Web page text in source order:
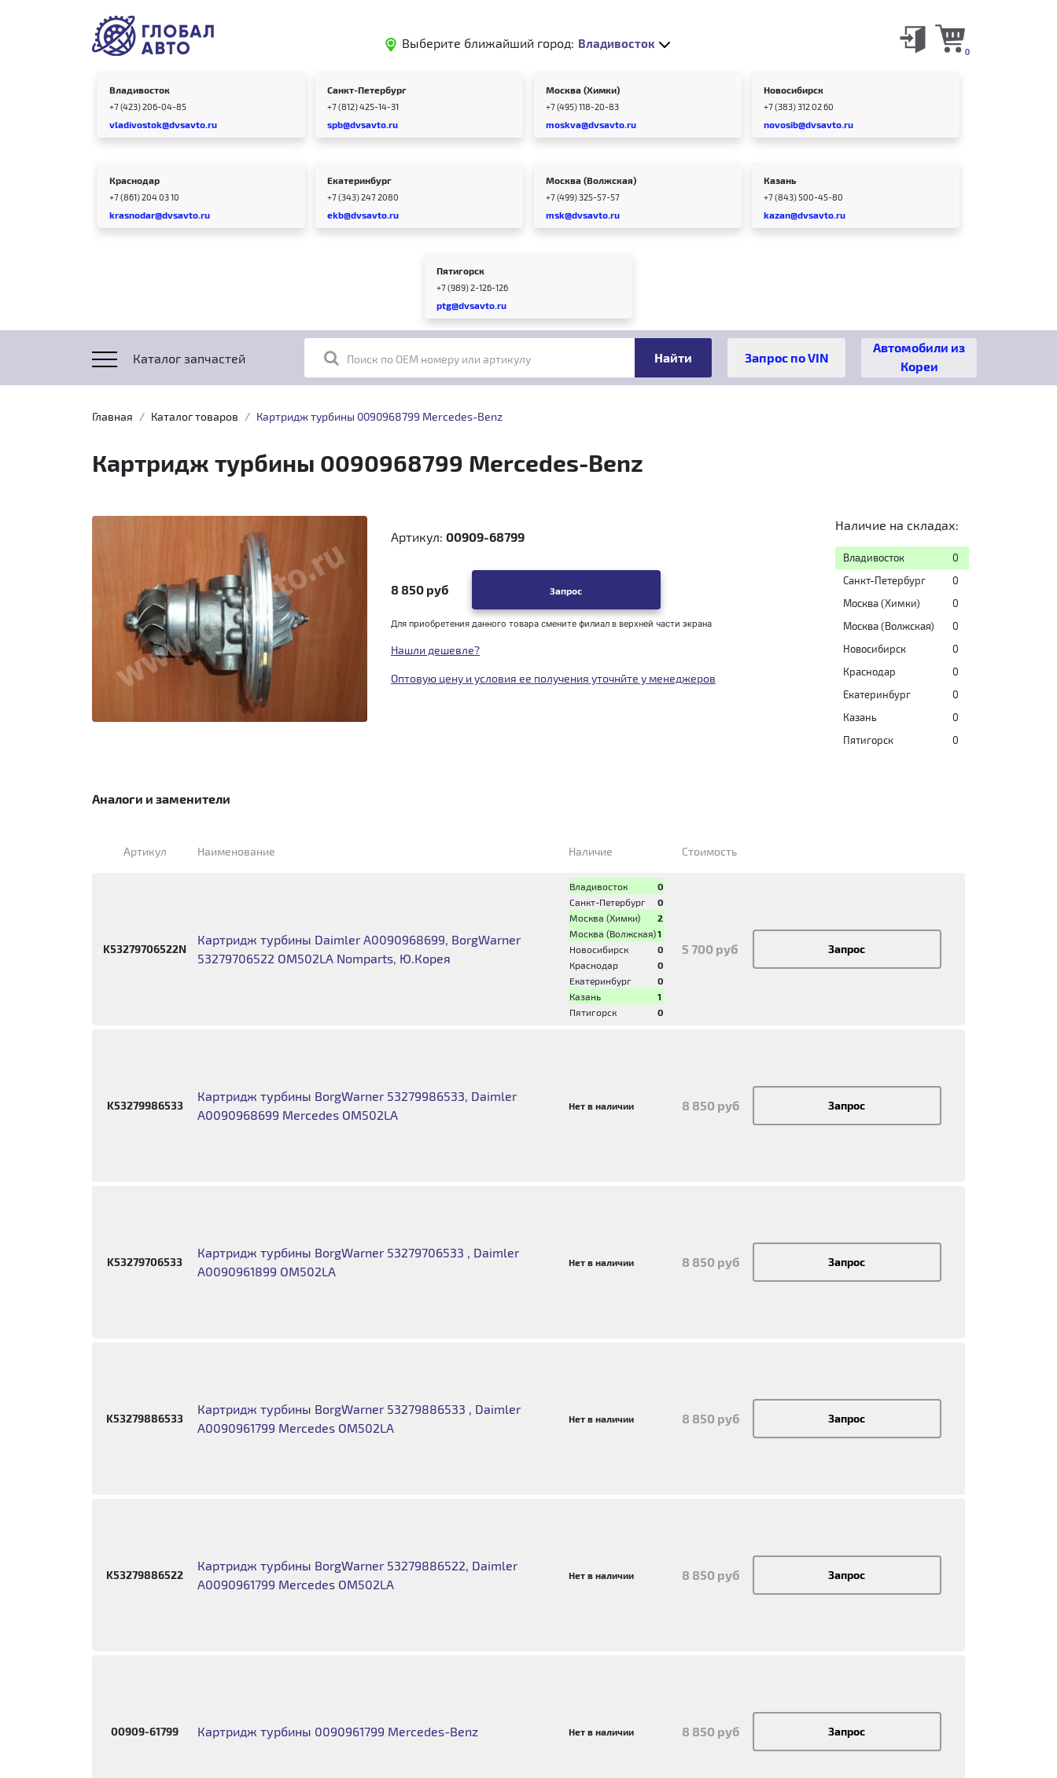
Выберите ближайший город: Владивосток
0
Владивосток
+7 (423) 206-04-85
vladivostok@dvsavto.ru
Санкт-Петербург
+7 (812) 425-14-31
spb@dvsavto.ru
Москва (Химки)
+7 (495) 118-20-83
moskva@dvsavto.ru
Новосибирск
+7 (383) 312 02 60
novosib@dvsavto.ru
Краснодар
+7 (861) 204 03 10
krasnodar@dvsavto.ru
Екатеринбург
+7 (343) 247 2080
ekb@dvsavto.ru
Москва (Волжская)
+7 (499) 325-57-57
msk@dvsavto.ru
Казань
+7 (843) 500-45-80
kazan@dvsavto.ru
Пятигорск
+7 (989) 2-126-126
ptg@dvsavto.ru
Каталог запчастей Поиск по OEM номеру или артикулу
Автомобили из
Кореи
Главная Каталог товаров Картридж турбины 0090968799 Mercedes-Benz
Картридж турбины 0090968799 Mercedes-Benz
Артикул: 00909-68799
8 850 руб Запрос
Для приобретения данного товара смените филиал в верхней части экрана
Нашли дешевле?
Оптовую цену и условия ее получения уточнйте у менеджеров
Наличие на складах:
Владивосток
0
Санкт-Петербург
0
Москва (Химки)
0
Москва (Волжская)
0
Новосибирск
0
Краснодар
0
Екатеринбург
0
Казань
0
Пятигорск
0
Аналоги и заменители
Артикул Наименование Наличие Стоимость
K53279706522N
Картридж турбины Daimler A0090968699, BorgWarner
53279706522 OM502LA Nomparts, Ю.Корея
Владивосток
0
Санкт-Петербург
0
Москва (Химки)
2
Москва (Волжская)1
Новосибирск
0
Краснодар
0
Екатеринбург
0
Казань
1
Пятигорск
0
5 700 руб Запрос
K53279986533
Картридж турбины BorgWarner 53279986533, Daimler
А0090968699 Mercedes OM502LA
Нет в наличии 8 850 руб Запрос
K53279706533
Картридж турбины BorgWarner 53279706533 , Daimler
A0090961899 OM502LA
Нет в наличии 8 850 руб Запрос
K53279886533
Картридж турбины BorgWarner 53279886533 , Daimler
А0090961799 Mercedes OM502LA
Нет в наличии 8 850 руб Запрос
K53279886522
Картридж турбины BorgWarner 53279886522, Daimler
A0090961799 Mercedes OM502LA
Нет в наличии 8 850 руб Запрос
00909-61799 Картридж турбины 0090961799 Mercedes-Benz Нет в наличии 8 850 руб Запрос